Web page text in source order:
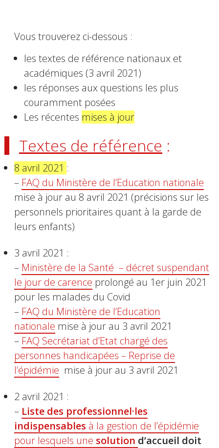
Vous trouverez ci-dessous :
les textes de référence nationaux et
académiques (3 avril 2021)
les réponses aux questions les plus
couramment posées
Les récentes mises à jour
Textes de référence :
8 avril 2021 :
– FAQ du Ministère de l’Education nationale
mise à jour au 8 avril 2021 (précisions sur les
personnels prioritaires quant à la garde de
leurs enfants)
3 avril 2021 :
– Ministère de la Santé – décret suspendant
le jour de carence prolongé au 1er juin 2021
pour les malades du Covid
– FAQ du Ministère de l’Education
nationale mise à jour au 3 avril 2021
– FAQ Secrétariat d’Etat chargé des
personnes handicapées – Reprise de
l’épidémie mise à jour au 3 avril 2021
2 avril 2021 :
– Liste des professionnel·les
indispensables à la gestion de l’épidémie
pour lesquels une solution d’accueil doit